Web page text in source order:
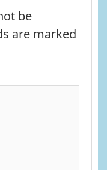
be
are marked